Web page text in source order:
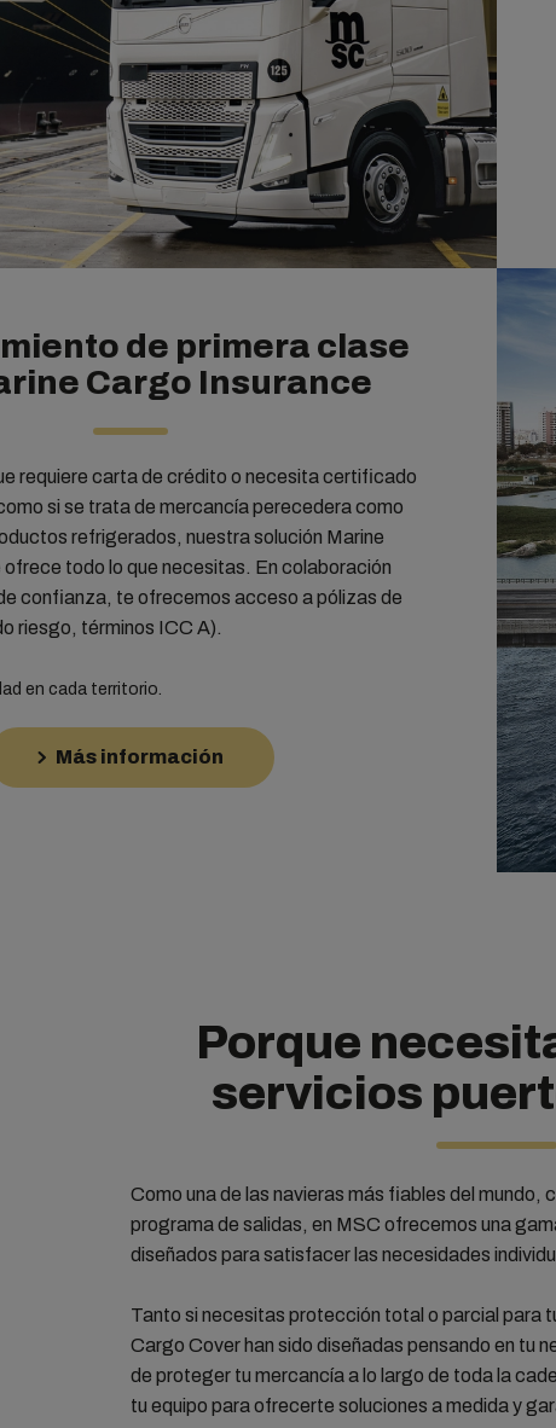
de primera clase
Cargo Insurance
requiere carta de crédito o necesita certificado
si se trata de mercancía perecedera como
refrigerados, nuestra solución Marine
todo lo que necesitas. En colaboración
confianza, te ofrecemos acceso a pólizas de
riesgo, términos ICC A).
en cada territorio.
Más información
Porque
servicios
Como una de las navieras más fiables del mundo,
programa de salidas, en MSC ofrecemos una
diseñados para satisfacer las necesidades
Tanto si necesitas protección total o parcial para
Cargo Cover han sido diseñadas pensando en tu
de proteger tu mercancía a lo largo de toda la
tu equipo para ofrecerte soluciones a medida y